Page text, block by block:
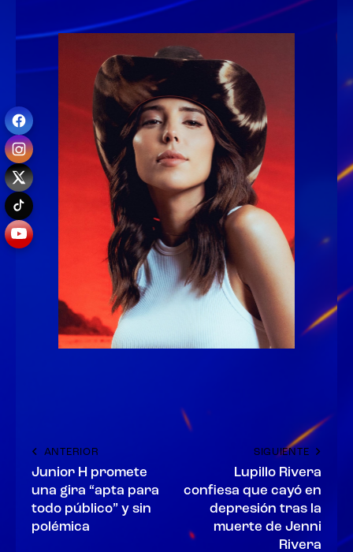
ANTERIOR
Junior H promete
una gira “apta para
todo público” y sin
polémica
SIGUIENTE
Lupillo Rivera
confiesa que cayó en
depresión tras la
muerte de Jenni
Rivera